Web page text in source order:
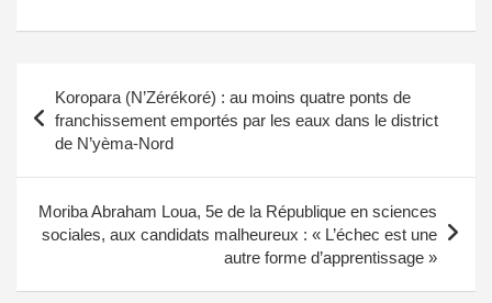
de
l’article
Koropara (N’Zérékoré) : au moins quatre ponts de
franchissement emportés par les eaux dans le district
de N’yèma-Nord
Moriba Abraham Loua, 5e de la République en sciences
sociales, aux candidats malheureux : « L’échec est une
autre forme d’apprentissage »